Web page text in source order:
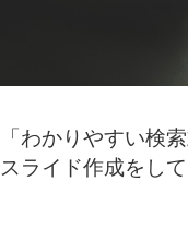
「わかりやすい検
スライド作成をし